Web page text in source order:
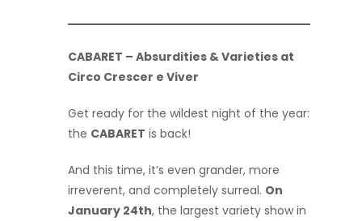
CABARET – Absurdities & Varieties at
Circo Crescer e Viver
Get ready for the wildest night of the year:
the CABARET is back!
And this time, it’s even grander, more
irreverent, and completely surreal. On
January 24th, the largest variety show in